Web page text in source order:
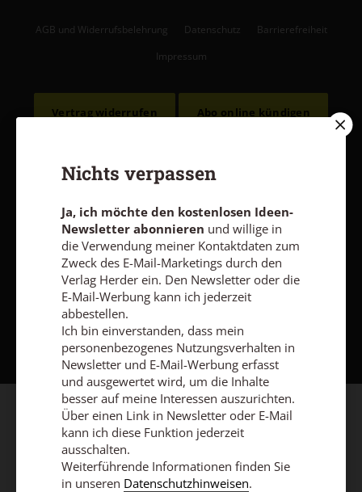
AGB und Widerrufsbelehrung Datenschutz Barrierefreiheit
Impressum
Vertrag widerrufen Abo online kündigen
Nichts verpassen
Ja, ich möchte den kostenlosen Ideen-
Newsletter abonnieren und willige in
die Verwendung meiner Kontaktdaten zum
Zweck des E-Mail-Marketings durch den
Verlag Herder ein. Den Newsletter oder die
E-Mail-Werbung kann ich jederzeit
abbestellen.
Ich bin einverstanden, dass mein
personenbezogenes Nutzungsverhalten in
Newsletter und E-Mail-Werbung erfasst
und ausgewertet wird, um die Inhalte
besser auf meine Interessen auszurichten.
Über einen Link in Newsletter oder E-Mail
kann ich diese Funktion jederzeit
ausschalten.
Weiterführende Informationen finden Sie
in unseren Datenschutzhinweisen.